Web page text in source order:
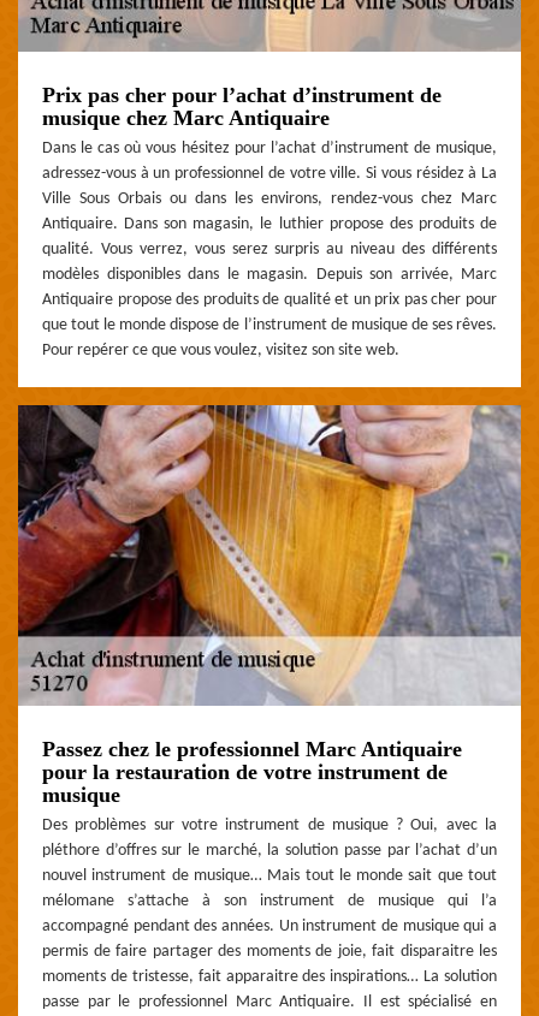
Prix pas cher pour l’achat d’instrument de
musique chez Marc Antiquaire
Dans le cas où vous hésitez pour l’achat d’instrument de musique,
adressez-vous à un professionnel de votre ville. Si vous résidez à La
Ville Sous Orbais ou dans les environs, rendez-vous chez Marc
Antiquaire. Dans son magasin, le luthier propose des produits de
qualité. Vous verrez, vous serez surpris au niveau des différents
modèles disponibles dans le magasin. Depuis son arrivée, Marc
Antiquaire propose des produits de qualité et un prix pas cher pour
que tout le monde dispose de l’instrument de musique de ses rêves.
Pour repérer ce que vous voulez, visitez son site web.
Passez chez le professionnel Marc Antiquaire
pour la restauration de votre instrument de
musique
Des problèmes sur votre instrument de musique ? Oui, avec la
pléthore d’offres sur le marché, la solution passe par l’achat d’un
nouvel instrument de musique… Mais tout le monde sait que tout
mélomane s’attache à son instrument de musique qui l’a
accompagné pendant des années. Un instrument de musique qui a
permis de faire partager des moments de joie, fait disparaitre les
moments de tristesse, fait apparaitre des inspirations… La solution
passe par le professionnel Marc Antiquaire. Il est spécialisé en